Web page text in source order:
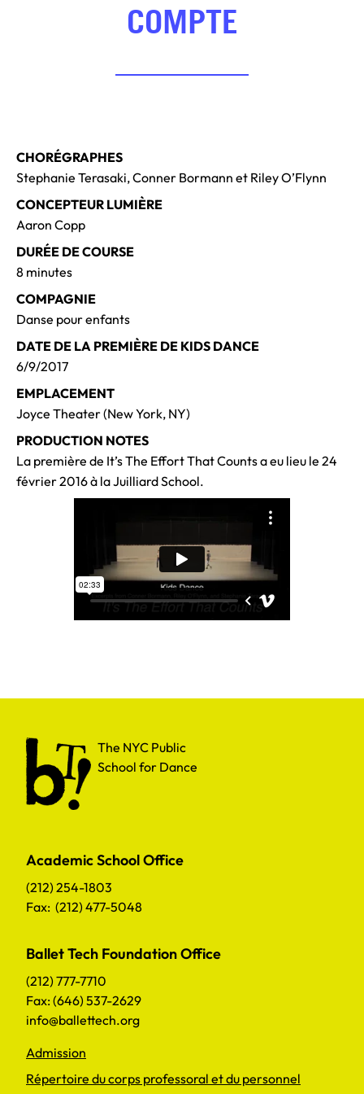
COMPTE
CHORÉGRAPHES
Stephanie Terasaki, Conner Bormann et Riley O’Flynn
CONCEPTEUR LUMIÈRE
Aaron Copp
DURÉE DE COURSE
8 minutes
COMPAGNIE
Danse pour enfants
DATE DE LA PREMIÈRE DE KIDS DANCE
6/9/2017
EMPLACEMENT
Joyce Theater (New York, NY)
PRODUCTION NOTES
La première de It’s The Effort That Counts a eu lieu le 24
février 2016 à la Juilliard School.
The NYC Public School for Dance
The NYC Public
School for Dance
Academic School Office
(212) 254-1803
Fax: (212) 477-5048
Ballet Tech Foundation Office
(212) 777-7710
Fax: (646) 537-2629
info@ballettech.org
Admission
Répertoire du corps professoral et du personnel